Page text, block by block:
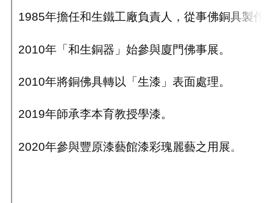
1985年擔任和生鐵工廠負責人，從事佛銅具製作
2010年「和生銅器」始參與廈門佛事展。
2010年將銅佛具轉以「生漆」表面處理。
2019年師承李本育教授學漆。
2020年參與豐原漆藝館漆彩瑰麗藝之用展。